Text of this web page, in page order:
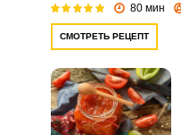
80 мин
СМОТРЕТЬ РЕЦЕПТ